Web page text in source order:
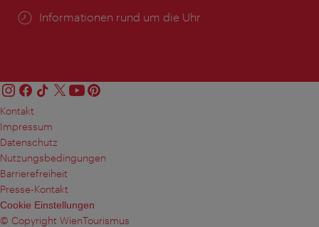
Öffnungszeiten:
Informationen rund um die Uhr
Kontakt
Impressum
Datenschutz
Nutzungsbedingungen
Barrierefreiheit
Presse-Kontakt
Cookie Einstellungen
© Copyright WienTourismus